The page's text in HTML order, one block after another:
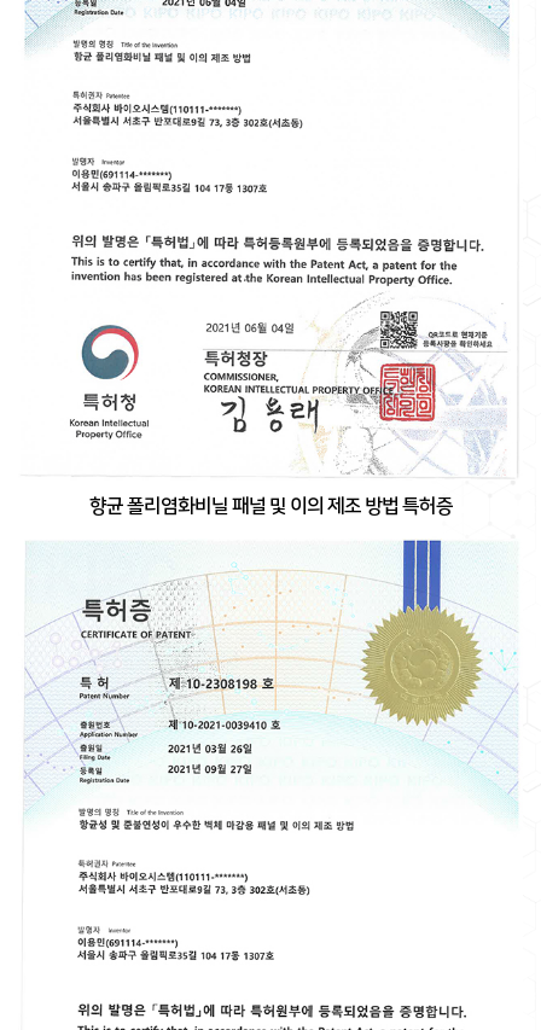
향균 폴리염화비닐 패널 및 이의 제조 방법 특허증